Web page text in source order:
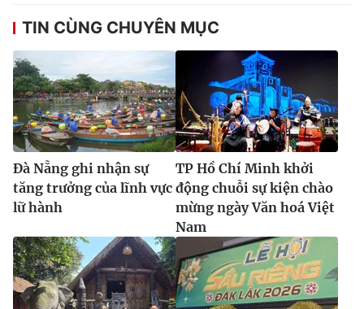
TIN CÙNG CHUYÊN MỤC
Đà Nẵng ghi nhận sự
tăng trưởng của lĩnh vực
lữ hành
TP Hồ Chí Minh khởi
động chuỗi sự kiện chào
mừng ngày Văn hoá Việt
Nam